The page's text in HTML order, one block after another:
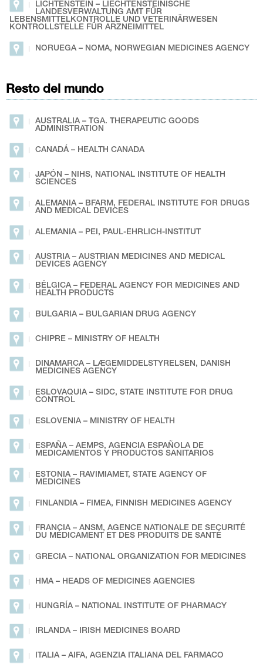
LICHTENSTEIN – LIECHTENSTEINISCHE
LANDESVERWALTUNG AMT FÜR
LEBENSMITTELKONTROLLE UND VETERINÄRWESEN
KONTROLLSTELLE FÜR ARZNEIMITTEL
NORUEGA – NOMA, NORWEGIAN MEDICINES AGENCY
Resto del mundo
AUSTRALIA – TGA. THERAPEUTIC GOODS
ADMINISTRATION
CANADÁ – HEALTH CANADA
JAPÓN – NIHS, NATIONAL INSTITUTE OF HEALTH
SCIENCES
ALEMANIA – BFARM, FEDERAL INSTITUTE FOR DRUGS
AND MEDICAL DEVICES
ALEMANIA – PEI, PAUL-EHRLICH-INSTITUT
AUSTRIA – AUSTRIAN MEDICINES AND MEDICAL
DEVICES AGENCY
BÉLGICA – FEDERAL AGENCY FOR MEDICINES AND
HEALTH PRODUCTS
BULGARIA – BULGARIAN DRUG AGENCY
CHIPRE – MINISTRY OF HEALTH
DINAMARCA – LÆGEMIDDELSTYRELSEN, DANISH
MEDICINES AGENCY
ESLOVAQUIA – SIDC, STATE INSTITUTE FOR DRUG
CONTROL
ESLOVENIA – MINISTRY OF HEALTH
ESPAÑA – AEMPS, AGENCIA ESPAÑOLA DE
MEDICAMENTOS Y PRODUCTOS SANITARIOS
ESTONIA – RAVIMIAMET, STATE AGENCY OF
MEDICINES
FINLANDIA – FIMEA, FINNISH MEDICINES AGENCY
FRANCIA – ANSM, AGENCE NATIONALE DE SECURITÉ
DU MÉDICAMENT ET DES PRODUITS DE SANTÉ
GRECIA – NATIONAL ORGANIZATION FOR MEDICINES
HMA – HEADS OF MEDICINES AGENCIES
HUNGRÍA – NATIONAL INSTITUTE OF PHARMACY
IRLANDA – IRISH MEDICINES BOARD
ITALIA – AIFA, AGENZIA ITALIANA DEL FARMACO